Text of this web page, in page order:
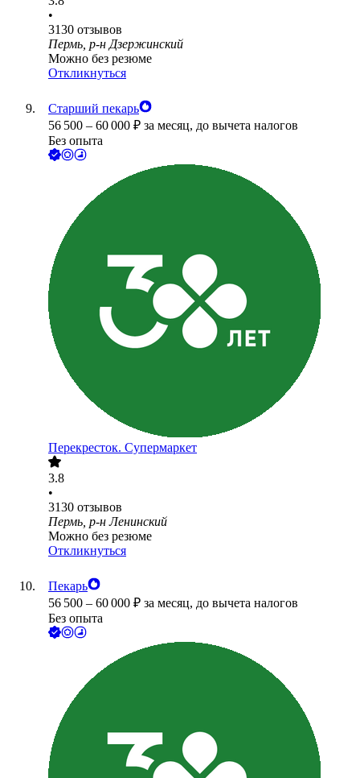
•
3130 отзывов
Пермь, р-н Дзержинский
Можно без резюме
Откликнуться
Старший пекарь
56 500 – 60 000 ₽ за месяц, до вычета налогов
Без опыта
Перекресток. Супермаркет
3.8
•
3130 отзывов
Пермь, р-н Ленинский
Можно без резюме
Откликнуться
Пекарь
56 500 – 60 000 ₽ за месяц, до вычета налогов
Без опыта